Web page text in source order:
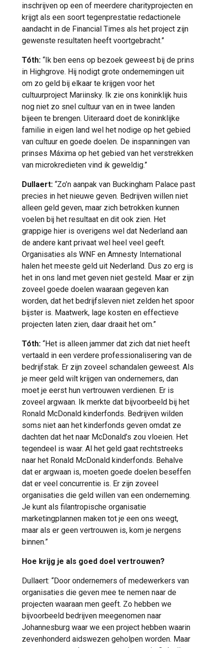
inschrijven op een of meerdere charityprojecten en
krijgt als een soort tegenprestatie redactionele
aandacht in de Financial Times als het project zijn
gewenste resultaten heeft voortgebracht.”
Tóth: “Ik ben eens op bezoek geweest bij de prins
in Highgrove. Hij nodigt grote ondernemingen uit
om zo geld bij elkaar te krijgen voor het
cultuurproject Mariinsky. Ik zie ons koninklijk huis
nog niet zo snel cultuur van en in twee landen
bijeen te brengen. Uiteraard doet de koninklijke
familie in eigen land wel het nodige op het gebied
van cultuur en goede doelen. De inspanningen van
prinses Máxima op het gebied van het verstrekken
van microkredieten vind ik geweldig.”
Dullaert: “Zo’n aanpak van Buckingham Palace past
precies in het nieuwe geven. Bedrijven willen niet
alleen geld geven, maar zich betrokken kunnen
voelen bij het resultaat en dit ook zien. Het
grappige hier is overigens wel dat Nederland aan
de andere kant privaat wel heel veel geeft.
Organisaties als WNF en Amnesty International
halen het meeste geld uit Nederland. Dus zo erg is
het in ons land met geven niet gesteld. Maar er zijn
zoveel goede doelen waaraan gegeven kan
worden, dat het bedrijfsleven niet zelden het spoor
bijster is. Maatwerk, lage kosten en effectieve
projecten laten zien, daar draait het om.”
Tóth: “Het is alleen jammer dat zich dat niet heeft
vertaald in een verdere professionalisering van de
bedrijfstak. Er zijn zoveel schandalen geweest. Als
je meer geld wilt krijgen van ondernemers, dan
moet je eerst hun vertrouwen verdienen. Er is
zoveel argwaan. Ik merkte dat bijvoorbeeld bij het
Ronald McDonald kinderfonds. Bedrijven wilden
soms niet aan het kinderfonds geven omdat ze
dachten dat het naar McDonald’s zou vloeien. Het
tegendeel is waar. Al het geld gaat rechtstreeks
naar het Ronald McDonald kinderfonds. Behalve
dat er argwaan is, moeten goede doelen beseffen
dat er veel concurrentie is. Er zijn zoveel
organisaties die geld willen van een onderneming.
Je kunt als filantropische organisatie
marketingplannen maken tot je een ons weegt,
maar als er geen vertrouwen is, kom je nergens
binnen.”
Hoe krijg je als goed doel vertrouwen?
Dullaert: “Door ondernemers of medewerkers van
organisaties die geven mee te nemen naar de
projecten waaraan men geeft. Zo hebben we
bijvoorbeeld bedrijven meegenomen naar
Johannesburg waar we een project hebben waarin
zevenhonderd aidswezen geholpen worden. Maar